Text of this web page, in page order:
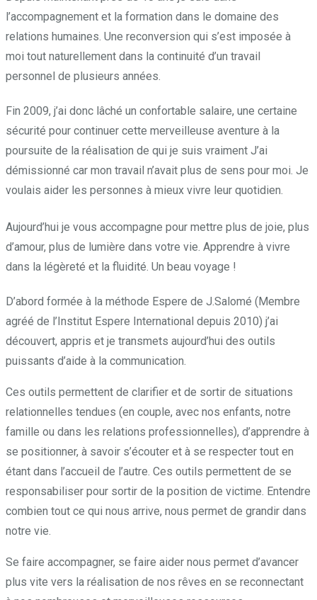
l’accompagnement et la formation dans le domaine des
relations humaines. Une reconversion qui s’est imposée à
moi tout naturellement dans la continuité d’un travail
personnel de plusieurs années.
Fin 2009, j’ai donc lâché un confortable salaire, une certaine
sécurité pour continuer cette merveilleuse aventure à la
poursuite de la réalisation de qui je suis vraiment J’ai
démissionné car mon travail n’avait plus de sens pour moi. Je
voulais aider les personnes à mieux vivre leur quotidien.
Aujourd’hui je vous accompagne pour mettre plus de joie, plus
d’amour, plus de lumière dans votre vie. Apprendre à vivre
dans la légèreté et la fluidité. Un beau voyage !
D’abord formée à la méthode Espere de J.Salomé (Membre
agréé de l’Institut Espere International depuis 2010) j’ai
découvert, appris et je transmets aujourd’hui des outils
puissants d’aide à la communication.
Ces outils permettent de clarifier et de sortir de situations
relationnelles tendues (en couple, avec nos enfants, notre
famille ou dans les relations professionnelles), d’apprendre à
se positionner, à savoir s’écouter et à se respecter tout en
étant dans l’accueil de l’autre. Ces outils permettent de se
responsabiliser pour sortir de la position de victime. Entendre
combien tout ce qui nous arrive, nous permet de grandir dans
notre vie.
Se faire accompagner, se faire aider nous permet d’avancer
plus vite vers la réalisation de nos rêves en se reconnectant